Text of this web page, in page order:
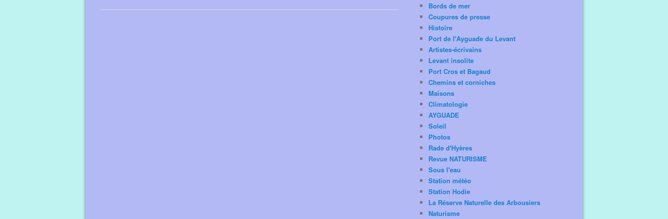
Bords de mer
Coupures de presse
Histoire
Port de l'Ayguade du Levant
Artistes-écrivains
Levant insolite
Port Cros et Bagaud
Chemins et corniches
Maisons
Climatologie
AYGUADE
Soleil
Photos
Rade d'Hyères
Revue NATURISME
Sous l'eau
Station météo
Station Hodie
La Réserve Naturelle des Arbousiers
Naturisme